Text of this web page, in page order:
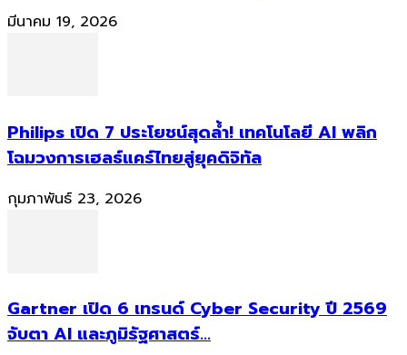
มีนาคม 19, 2026
Philips เปิด 7 ประโยชน์สุดล้ำ! เทคโนโลยี AI พลิก
โฉมวงการเฮลธ์แคร์ไทยสู่ยุคดิจิทัล
กุมภาพันธ์ 23, 2026
Gartner เปิด 6 เทรนด์ Cyber Security ปี 2569
จับตา AI และภูมิรัฐศาสตร์...